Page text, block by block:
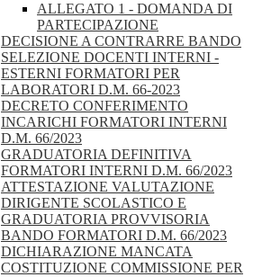
ALLEGATO 1 - DOMANDA DI
PARTECIPAZIONE
DECISIONE A CONTRARRE BANDO
SELEZIONE DOCENTI INTERNI -
ESTERNI FORMATORI PER
LABORATORI D.M. 66-2023
DECRETO CONFERIMENTO
INCARICHI FORMATORI INTERNI
D.M. 66/2023
GRADUATORIA DEFINITIVA
FORMATORI INTERNI D.M. 66/2023
ATTESTAZIONE VALUTAZIONE
DIRIGENTE SCOLASTICO E
GRADUATORIA PROVVISORIA
BANDO FORMATORI D.M. 66/2023
DICHIARAZIONE MANCATA
COSTITUZIONE COMMISSIONE PER